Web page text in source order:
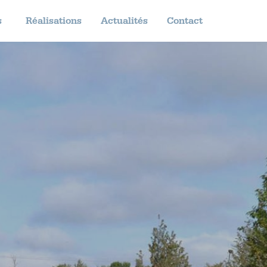
Réalisations Actualités Contact